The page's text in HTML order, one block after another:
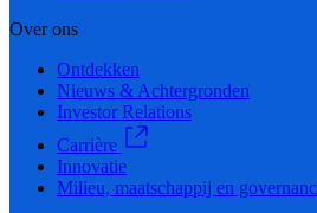
Over ons
Ontdekken
Nieuws & Achtergronden
Investor Relations
Carrière
Innovatie
Milieu, maatschappij en